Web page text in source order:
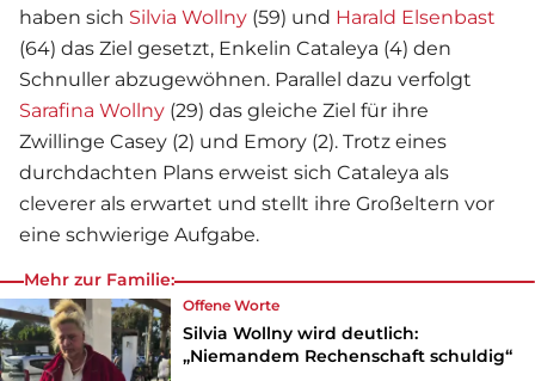
haben sich Silvia Wollny (59) und Harald Elsenbast
(64) das Ziel gesetzt, Enkelin Cataleya (4) den
Schnuller abzugewöhnen. Parallel dazu verfolgt
Sarafina Wollny (29) das gleiche Ziel für ihre
Zwillinge Casey (2) und Emory (2). Trotz eines
durchdachten Plans erweist sich Cataleya als
cleverer als erwartet und stellt ihre Großeltern vor
eine schwierige Aufgabe.
Mehr zur Familie:
Offene Worte
Silvia Wollny wird deutlich:
„Niemandem Rechenschaft schuldig“